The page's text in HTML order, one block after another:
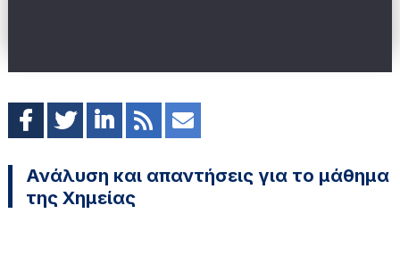
Ανάλυση και απαντήσεις για το μάθημα
της Χημείας